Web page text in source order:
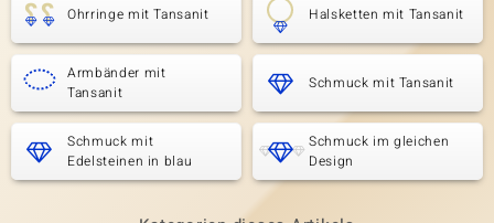
Ohrringe mit Tansanit Halsketten mit Tansanit
Armbänder mit
Tansanit
Schmuck mit Tansanit
Schmuck mit
Edelsteinen in blau
Schmuck im gleichen
Design